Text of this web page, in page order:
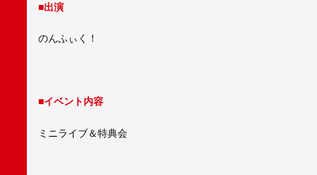
■出演
のんふぃく！
■イベント内容
ミニライブ＆特典会